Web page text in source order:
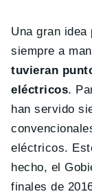
Una gran idea
siempre a
tuvieran
eléctricos.
han servido
eléctricos.
hecho, el
finales de